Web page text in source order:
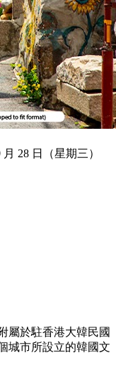
28 日（星期三）
屬於駐香港大韓民國
城市所設立的韓國文